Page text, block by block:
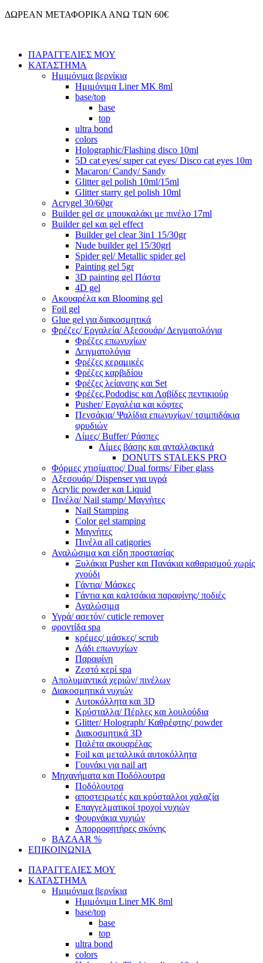
Μετάβαση
ΔΩΡΕΑΝ ΜΕΤΑΦΟΡΙΚΑ ΑΝΩ ΤΩΝ 60€
ΠΑΡΑΓΓΕΛΙΕΣ ΜΟΥ
ΚΑΤΑΣΤΗΜΑ
Ημιμόνιμα βερνίκια
Ημιμόνιμα Liner ΜΚ 8ml
base/top
base
top
ultra bond
colors
Holographic/Flashing disco 10ml
5D cat eyes/ super cat eyes/ Disco cat eyes 10m
Macaron/ Candy/ Sandy
Glitter gel polish 10ml/15ml
Glitter starry gel polish 10ml
Acrygel 30/60gr
Builder gel σε μπουκαλάκι με πινέλο 17ml
Builder gel και gel effect
Builder gel clear 3in1 15/30gr
Nude builder gel 15/30grl
Spider gel/ Metallic spider gel
Painting gel 5gr
3D painting gel Πάστα
4D gel
Ακουαρέλα και Blooming gel
Foil gel
Glue gel για διακοσμητικά
Φρέζες/ Εργαλεία/ Αξεσουάρ/ Δειγματολόγια
Φρέζες επωνυχίων
Δειγματολόγια
Φρέζες κεραμικές
Φρέζες καρβιδίου
Φρέζες λείανσης και Set
Φρέζες,Pododisc και Λαβίδες πεντικιούρ
Pusher/ Εργαλέια και κόφτες
Πενσάκια/ Ψαλίδια επωνυχίων/ τσιμπιδάκια
φρυδιών
Λίμες/ Buffer/ Ράσπες
Λίμες βάσης και ανταλλακτικά
DONUTS STALEKS PRO
Φόρμες χτισίματος/ Dual forms/ Fiber glass
Αξεσουάρ/ Dispenser για υγρά
Acrylic powder και Liquid
Πινέλα/ Nail stamp/ Μαγνήτες
Nail Stamping
Color gel stamping
Μαγνήτες
Πινέλα all catigories
Αναλώσιμα και είδη προστασίας
Ξυλάκια Pusher και Πανάκια καθαρισμού χωρίς
χνούδι
Γάντια/ Μάσκες
Γάντια και καλτσάκια παραφίνης/ ποδιές
Αναλώσιμα
Υγρά/ ασετόν/ cuticle remover
φροντίδα spa
κρέμες/ μάσκες/ scrub
Λάδι επωνυχίων
Παραφίνη
Ζεστό κερί spa
Απολυμαντικά χεριών/ πινέλων
Διακοσμητικά νυχιών
Αυτοκόλλητα και 3D
Κρύσταλλα/ Πέρλες και λουλούδια
Glitter/ Holograph/ Καθρέφτης/ powder
Διακοσμητικά 3D
Παλέτα ακουαρέλας
Foil και μεταλλικά αυτοκόλλητα
Γουνάκι για nail art
Μηχανήματα και Ποδόλουτρα
Ποδόλουτρα
αποστειρωτές και κρύσταλλοι χαλαζία
Επαγγελματικοί τροχοί νυχιών
Φουρνάκια νυχιών
Απορροφητήρες σκόνης
BAZAAR %
ΕΠΙΚΟΙΝΩΝΙΑ
ΠΑΡΑΓΓΕΛΙΕΣ ΜΟΥ
ΚΑΤΑΣΤΗΜΑ
Ημιμόνιμα βερνίκια
Ημιμόνιμα Liner ΜΚ 8ml
base/top
base
top
ultra bond
colors